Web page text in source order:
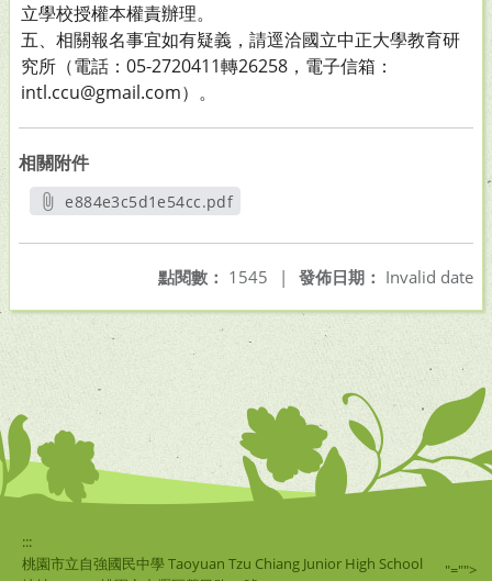
立學校授權本權責辦理。
五、相關報名事宜如有疑義，請逕洽國立中正大學教育研
究所（電話：05-2720411轉26258，電子信箱：
intl.ccu@gmail.com）。
相關附件
e884e3c5d1e54cc.pdf
發佈日期： Invalid date
點閱數： 1545 |
:::
桃園市立自強國民中學 Taoyuan Tzu Chiang Junior High School
"="">